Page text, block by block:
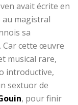
avait écrite en
au magistral
sa
Car cette œuvre
musical rare,
introductive,
sextuor de
, pour finir